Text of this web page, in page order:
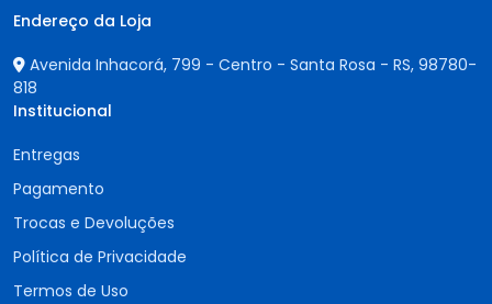
Endereço da Loja
Avenida Inhacorá, 799 - Centro - Santa Rosa - RS, 98780-
818
Institucional
Entregas
Pagamento
Trocas e Devoluções
Política de Privacidade
Termos de Uso